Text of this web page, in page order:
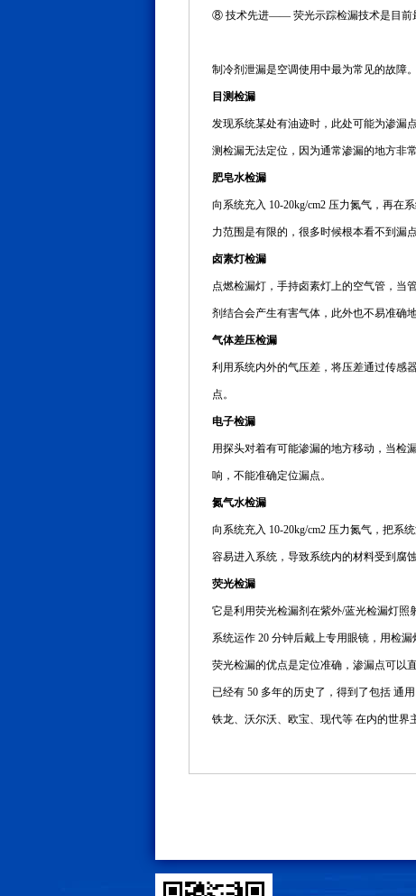
⑧ 技术先进—— 荧光示踪检漏技术是目前
制冷剂泄漏是空调使用中最为常见的故障
目测检漏
发现系统某处有油迹时，此处可能为渗漏
测检漏无法定位，因为通常渗漏的地方非
肥皂水检漏
向系统充入 10-20kg/cm2 压力氮气，再在
力范围是有限的，很多时候根本看不到漏点
卤素灯检漏
点燃检漏灯，手持卤素灯上的空气管，当
剂结合会产生有害气体，此外也不易准确
气体差压检漏
利用系统内外的气压差，将压差通过传感
点。
电子检漏
用探头对着有可能渗漏的地方移动，当检
响，不能准确定位漏点。
氮气水检漏
向系统充入 10-20kg/cm2 压力氮气，把系
容易进入系统，导致系统内的材料受到腐
荧光检漏
它是利用荧光检漏剂在紫外/蓝光检漏灯照
系统运作 20 分钟后戴上专用眼镜，用检
荧光检漏的优点是定位准确，渗漏点可以
已经有 50 多年的历史了，得到了包括 通
铁龙、沃尔沃、欧宝、现代等 在内的世界